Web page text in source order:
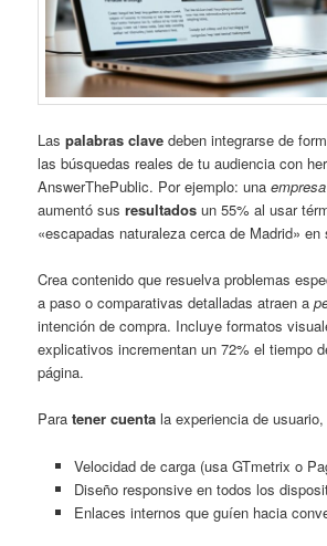
Laspalabras clave deben integrarse de
las búsquedas reales de tu audiencia con
AnswerThePublic. Por ejemplo: unaempresa
aumentó susresultados un 55% al usar
«escapadas naturaleza cerca de Madrid»
Crea contenido que resuelva problemas
a paso o comparativas detalladas atraen a
intención de compra. Incluye formatos
explicativos incrementan un 72% el tiempo
página.
Paratener cuenta la experiencia de
Velocidad de carga (usa GTmetrix o
Diseño responsive en todos los
Enlaces internos que guíen hacia